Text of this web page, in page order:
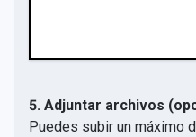
5. Adjuntar archivos
Puedes subir un máximo